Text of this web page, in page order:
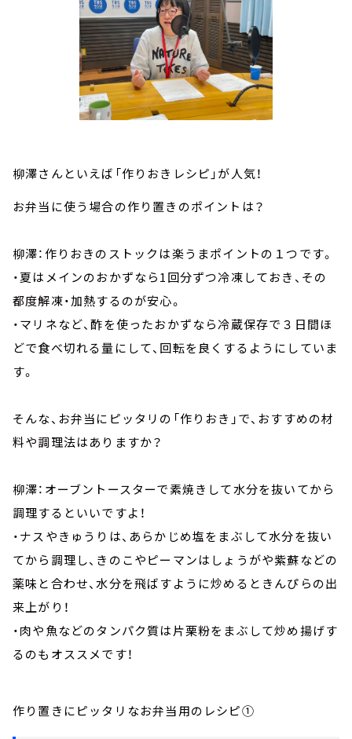
柳澤さんといえば「作りおきレシピ」が人気！
お弁当に使う場合の作り置きのポイントは？
柳澤：作りおきのストックは楽うまポイントの１つです。
・夏はメインのおかずなら1回分ずつ冷凍しておき、その
都度解凍・加熱するのが安心。
・マリネなど、酢を使ったおかずなら冷蔵保存で３日間ほ
どで食べ切れる量にして、回転を良くするようにしていま
す。
そんな、お弁当にピッタリの「作りおき」で、おすすめの材
料や調理法はありますか？
柳澤：オーブントースターで素焼きして水分を抜いてから
調理するといいですよ！
・ナスやきゅうりは、あらかじめ塩をまぶして水分を抜い
てから調理し、きのこやピーマンはしょうがや紫蘇などの
薬味と合わせ、水分を飛ばすように炒めるときんぴらの出
来上がり！
・肉や魚などのタンパク質は片栗粉をまぶして炒め揚げす
るのもオススメです！
作り置きにピッタリなお弁当用のレシピ①